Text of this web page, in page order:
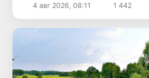
4 авг 2026, 08:11 1 442